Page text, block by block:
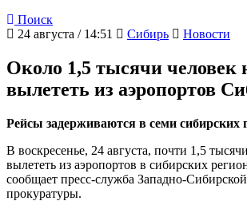
Поиск
24 августа / 14:51
Сибирь Новости
Около 1,5 тысячи человек
вылететь из аэропортов
Рейсы задерживаются в семи сибирских
В воскресенье, 24 августа, почти 1,5
вылететь из аэропортов в сибирских
сообщает пресс-служба Западно-
прокуратуры.